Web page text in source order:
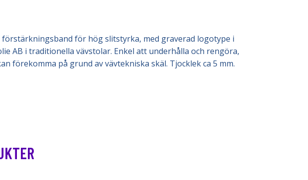
för hög slitstyrka, med graverad logotype i
AB i traditionella vävstolar. Enkel att underhålla och rengöra,
förekomma på grund av vävtekniska skäl. Tjocklek ca 5 mm.